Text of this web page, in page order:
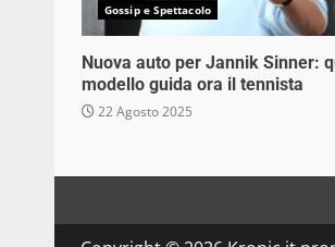
Gossip e Spettacolo
Nuova auto per Jannik Sinner:
modello guida ora il tennista
22 Agosto 2025